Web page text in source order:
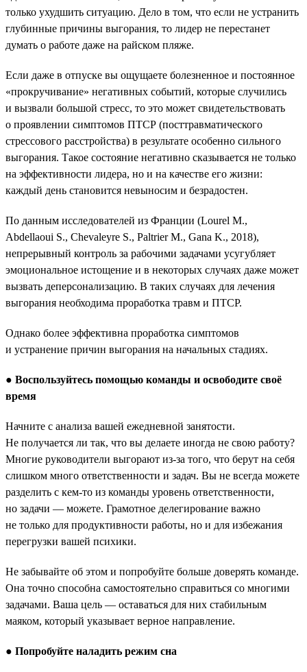
только ухудшить ситуацию. Дело в том, что если не устранить
глубинные причины выгорания, то лидер не перестанет
думать о работе даже на райском пляже.
Если даже в отпуске вы ощущаете болезненное и постоянное
«прокручивание» негативных событий, которые случились
и вызвали большой стресс, то это может свидетельствовать
о проявлении симптомов ПТСР (посттравматического
стрессового расстройства) в результате особенно сильного
выгорания. Такое состояние негативно сказывается не только
на эффективности лидера, но и на качестве его жизни:
каждый день становится невыносим и безрадостен.
По данным исследователей из Франции (Lourel M.,
Abdellaoui S., Chevaleyre S., Paltrier M., Gana K., 2018),
непрерывный контроль за рабочими задачами усугубляет
эмоциональное истощение и в некоторых случаях даже может
вызвать деперсонализацию. В таких случаях для лечения
выгорания необходима проработка травм и ПТСР.
Однако более эффективна проработка симптомов
и устранение причин выгорания на начальных стадиях.
● Воспользуйтесь помощью команды и освободите своё
время
Начните с анализа вашей ежедневной занятости.
Не получается ли так, что вы делаете иногда не свою работу?
Многие руководители выгорают из-за того, что берут на себя
слишком много ответственности и задач. Вы не всегда можете
разделить с кем-то из команды уровень ответственности,
но задачи — можете. Грамотное делегирование важно
не только для продуктивности работы, но и для избежания
перегрузки вашей психики.
Не забывайте об этом и попробуйте больше доверять команде.
Она точно способна самостоятельно справиться со многими
задачами. Ваша цель — оставаться для них стабильным
маяком, который указывает верное направление.
● Попробуйте наладить режим сна